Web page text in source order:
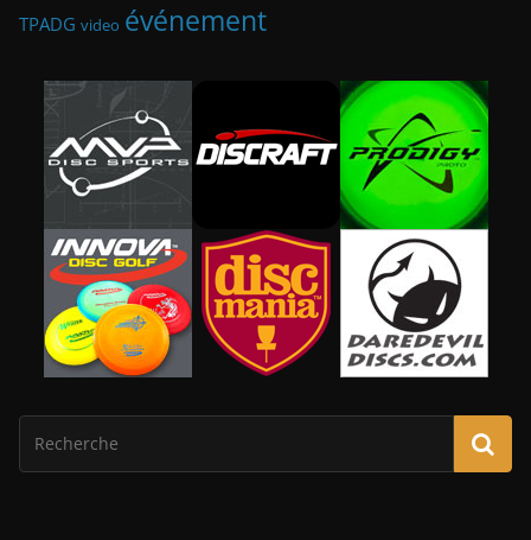
TPADG video événement